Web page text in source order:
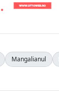
Mangalianul